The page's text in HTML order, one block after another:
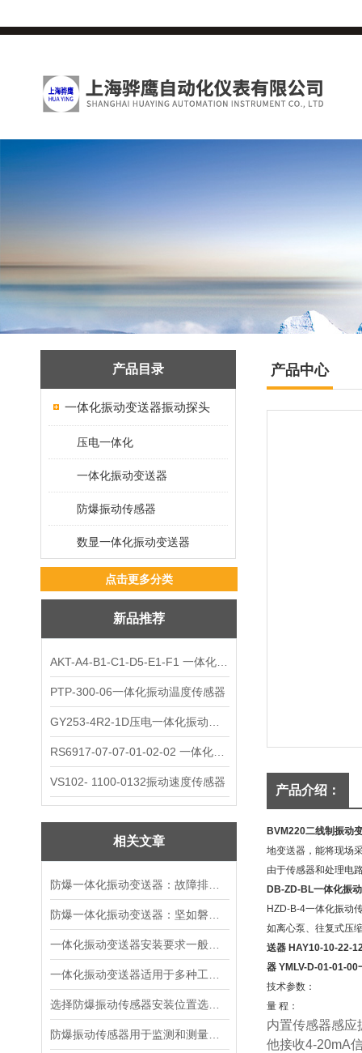
产品目录
一体化振动变送器振动探头
压电一体化
一体化振动变送器
防爆振动传感器
数显一体化振动变送器
点击更多分类
新品推荐
PTP-300-06一体化振动温度传感器
VS102- 1100-0132振动速度传感器
相关文章
产品中心
产品介绍：
BVM220二线制振动
地变送器，能将现场
由于传感器和处理电
DB-ZD-BL一体化振
HZD-B-4一体化振动
如离心泵、往复式压
送器 HAY10-10-22-
器 YMLV-D-01-01-00
技术参数：
量 程：
内置传感器感应
他接收4-20mA